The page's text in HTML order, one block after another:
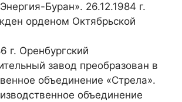
Буран». 26.12.1984 г.
орденом Октябрьской
г. Оренбургский
завод преобразован в
объединение «Стрела».
объединение